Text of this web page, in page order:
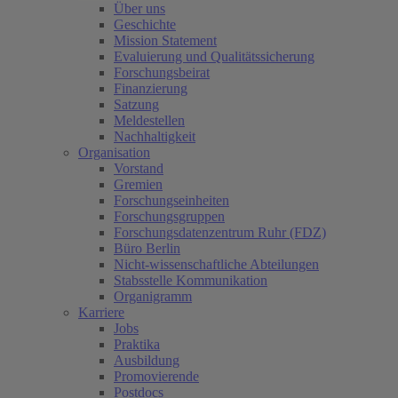
Über uns
Geschichte
Mission Statement
Evaluierung und Qualitätssicherung
Forschungsbeirat
Finanzierung
Satzung
Meldestellen
Nachhaltigkeit
Organisation
Vorstand
Gremien
Forschungseinheiten
Forschungsgruppen
Forschungsdatenzentrum Ruhr (FDZ)
Büro Berlin
Nicht-wissenschaftliche Abteilungen
Stabsstelle Kommunikation
Organigramm
Karriere
Jobs
Praktika
Ausbildung
Promovierende
Postdocs